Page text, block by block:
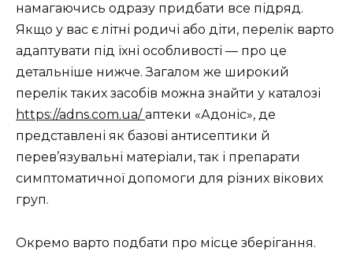
намагаючись одразу придбати все підряд.
Якщо у вас є літні родичі або діти, перелік варто
адаптувати під їхні особливості — про це
детальніше нижче. Загалом же широкий
перелік таких засобів можна знайти у каталозі
https://adns.com.ua/аптеки «Адоніс», де
представлені як базові антисептики й
перев’язувальні матеріали, так і препарати
симптоматичної допомоги для різних вікових
груп.
Окремо варто подбати про місце зберігання.